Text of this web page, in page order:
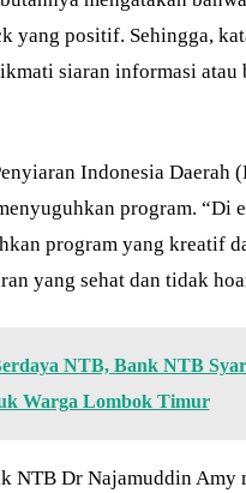
yang positif. Sehingga,
siaran informasi atau
Indonesia Daerah
program. “Di
program yang kreatif
yang sehat dan tidak
NTB, Bank NTB
Warga Lombok Timur
NTB Dr Najamuddin Amy